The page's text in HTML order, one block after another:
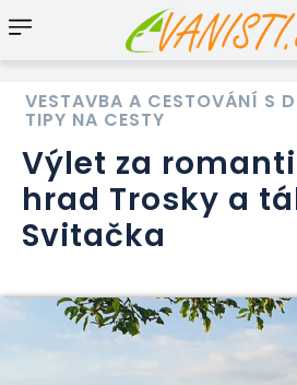
VESTAVBA A CESTOVÁNÍ S
TIPY NA CESTY
Výlet za
hrad Trosky a
Svitačka